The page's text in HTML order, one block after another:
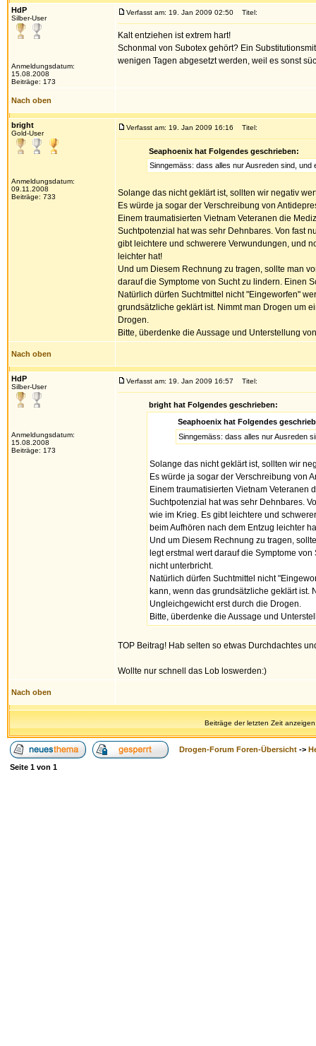
HdP
Silber-User
Anmeldungsdatum:
15.08.2008
Beiträge: 173
Verfasst am: 19. Jan 2009 02:50 Titel:
Kalt entziehen ist extrem hart!
Schonmal von Subotex gehört? Ein
wenigen Tagen abgesetzt werden, weil es sonst
Nach oben
bright
Gold-User
Anmeldungsdatum:
09.11.2008
Beiträge: 733
Verfasst am: 19. Jan 2009 16:16 Titel:
Seaphoenix hat Folgendes geschrieben:
Sinngemäss: dass alles nur Ausreden sind,
Solange das nicht geklärt ist, sollten wir negativ
Es würde ja sogar der Verschreibung von
Einem traumatisierten Vietnam Veteranen die
Suchtpotenzial hat was sehr Dehnbares. Von fast
gibt leichtere und schwerere Verwundungen, und
leichter hat!
Und um Diesem Rechnung zu tragen, sollte man
darauf die Symptome von Sucht zu lindern. Einen
Natürlich dürfen Suchtmittel nicht "Eingeworfen"
grundsätzliche geklärt ist. Nimmt man Drogen um
Drogen.
Bitte, überdenke die Aussage und Unterstellung
Nach oben
HdP
Silber-User
Anmeldungsdatum:
15.08.2008
Beiträge: 173
Verfasst am: 19. Jan 2009 16:57 Titel:
bright hat Folgendes geschrieben:
Seaphoenix hat Folgendes
Sinngemäss: dass alles nur Ausreden
Solange das nicht geklärt ist, sollten wir
Es würde ja sogar der Verschreibung von
Einem traumatisierten Vietnam Veteranen
Suchtpotenzial hat was sehr Dehnbares.
wie im Krieg. Es gibt leichtere und
beim Aufhören nach dem Entzug leichter
Und um Diesem Rechnung zu tragen,
legt erstmal wert darauf die Symptome
nicht unterbricht.
Natürlich dürfen Suchtmittel nicht
kann, wenn das grundsätzliche geklärt ist.
Ungleichgewicht erst durch die Drogen.
Bitte, überdenke die Aussage und
TOP Beitrag! Hab selten so etwas Durchdachtes
Wollte nur schnell das Lob loswerden:)
Nach oben
Beiträge der letzten Zeit
Drogen-Forum Foren-Übersicht ->
Seite 1 von 1